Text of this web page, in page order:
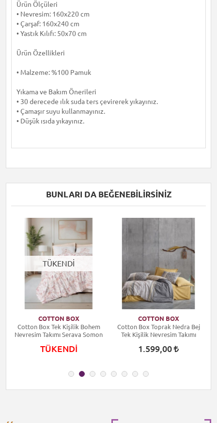
Ürün Ölçüleri
• Nevresim: 160x220 cm
• Çarşaf: 160x240 cm
• Yastık Kılıfı: 50x70 cm
Ürün Özellikleri
• Malzeme: %100 Pamuk
Yıkama ve Bakım Önerileri
• 30 derecede ılık suda ters çevirerek yıkayınız.
• Çamaşır suyu kullanmayınız.
• Düşük ısıda yıkayınız.
BUNLARI DA BEĞENEBILIRSINIZ
TÜKENDİ
COTTON BOX
Cotton Box Tek Kişilik Bohem
Nevresim Takımı Serava Somon
TÜKENDİ
COTTON BOX
Cotton Box Toprak Nedra Bej
Tek Kişilik Nevresim Takımı
1.599,00